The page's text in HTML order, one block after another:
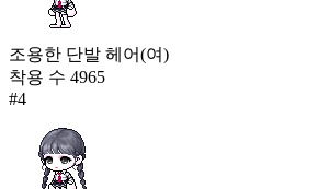
조용한 단발 헤어(여)
착용 수 4965
#4